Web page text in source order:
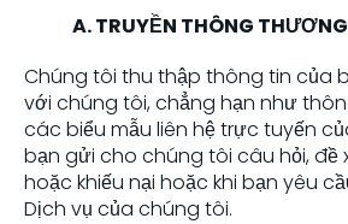
A. TRUYỀN THÔNG
Chúng tôi thu thập thông tin của
với chúng tôi, chẳng hạn như
các biểu mẫu liên hệ trực tuyến
bạn gửi cho chúng tôi câu hỏi, đề
hoặc khiếu nại hoặc khi bạn yêu
Dịch vụ của chúng tôi.